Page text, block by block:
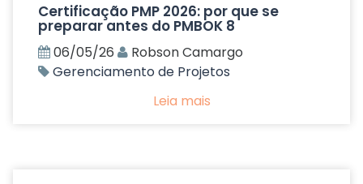
Certificação PMP 2026: por que se
preparar antes do PMBOK 8
06/05/26
Robson Camargo
Gerenciamento de Projetos
Leia mais